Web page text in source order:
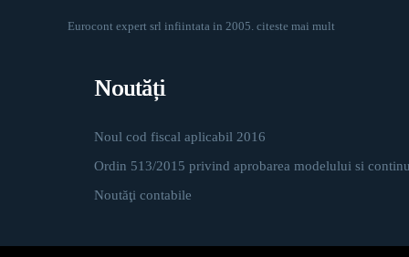
Eurocont expert srl infiintata in 2005. citeste mai mult
Noutăți
Noul cod fiscal aplicabil 2016
Ordin 513/2015 privind aprobarea modelului si
Noutăţi contabile